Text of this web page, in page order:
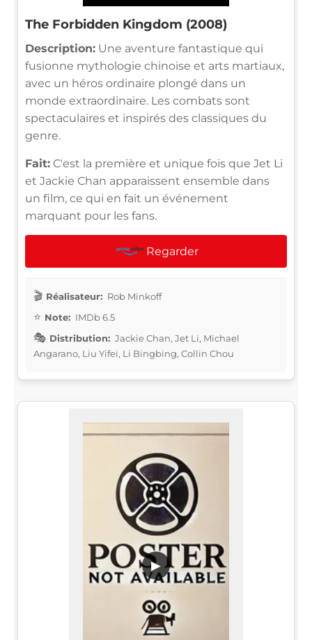
The Forbidden Kingdom (2008)
Description: Une aventure fantastique qui
fusionne mythologie chinoise et arts martiaux,
avec un héros ordinaire plongé dans un
monde extraordinaire. Les combats sont
spectaculaires et inspirés des classiques du
genre.
Fait: C'est la première et unique fois que Jet Li
et Jackie Chan apparaissent ensemble dans
un film, ce qui en fait un événement
marquant pour les fans.
Regarder
Réalisateur: Rob Minkoff
Note: IMDb 6.5
Distribution: Jackie Chan, Jet Li, Michael
Angarano, Liu Yifei, Li Bingbing, Collin Chou
▶